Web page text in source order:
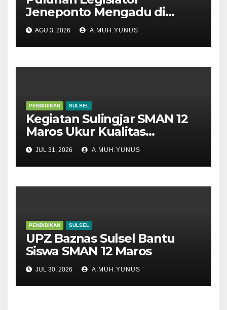
Jeneponto Mengadu di
Disdik Sulsel
AGU 3, 2026 A.MUH.YUNUS
PENDIDIKAN SULSEL
Kegiatan Sulingjar SMAN 12
Maros Ukur Kualitas
Pembelajaran
JUL 31, 2026 A.MUH.YUNUS
PENDIDIKAN SULSEL
UPZ Baznas Sulsel Bantu
Siswa SMAN 12 Maros
JUL 30, 2026 A.MUH.YUNUS